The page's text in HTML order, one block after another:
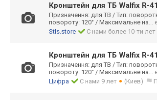
Кронштейн для ТБ Walfix R-
Призначення: для ТВ / Тип:
повороту: 120° / Максимальне на...
Stls.store
С нами более 10-ти лет
Кронштейн для ТБ Walfix R-
Призначення: для ТВ / Тип:
повороту: 120° / Максимальне на...
Цифра
С нами 9 лет (Киев)